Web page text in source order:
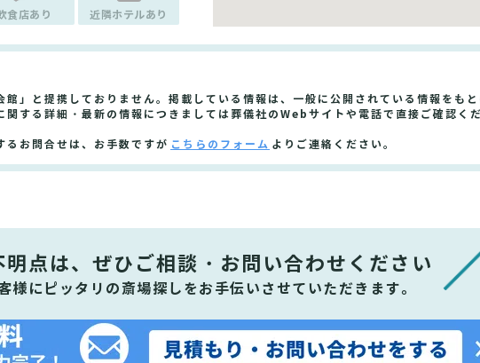
食店あり 近隣ホテルあり
」と提携しておりません。掲載している情報は、一般に公開されている情報をも
する詳細・最新の情報につきましては葬儀社のWebサイトや電話で直接ご確認くだ
るお問合せは、お手数ですが こちらのフォーム よりご連絡ください。
明点は、ぜひ ご相談・お問い合わせください
様にピッタリの斎場探しをお手伝いさせていただきます。